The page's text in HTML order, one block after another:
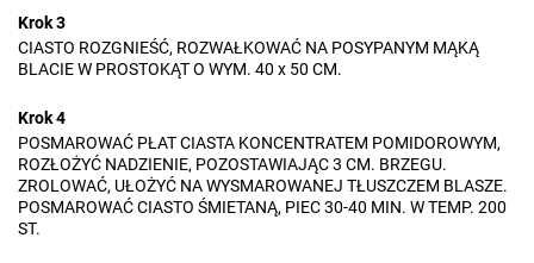
Krok 3
CIASTO ROZGNIEŚĆ, ROZWAŁKOWAĆ NA POSYPANYM MĄKĄ
BLACIE W PROSTOKĄT O WYM. 40 x 50 CM.
Krok 4
POSMAROWAĆ PŁAT CIASTA KONCENTRATEM POMIDOROWYM,
ROZŁOŻYĆ NADZIENIE, POZOSTAWIAJĄC 3 CM. BRZEGU.
ZROLOWAĆ, UŁOŻYĆ NA WYSMAROWANEJ TŁUSZCZEM BLASZE.
POSMAROWAĆ CIASTO ŚMIETANĄ, PIEC 30-40 MIN. W TEMP. 200
ST.